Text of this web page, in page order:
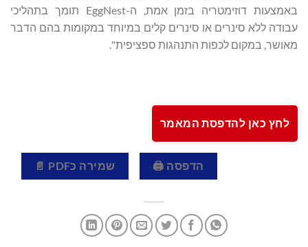
באמצעות דוזימטריה בזמן אמת, ה-EggNest תומך בתהליכי
עבודה ללא סינרים או סינרים קלים במיוחד במקומות בהם הדבר
מאושר, במקום לכפות התנהגות ספציפית".
לחץ כאן להדפסת המאמר
הדפסה 🖨 שמירה כPDF 📄